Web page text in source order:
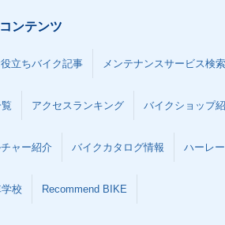
ンテンツ
立ちバイク記事 メンテナンスサービス検索
アクセスランキング バイクショップ
ャー紹介 バイクカタログ情報 ハーレ
校 Recommend BIKE